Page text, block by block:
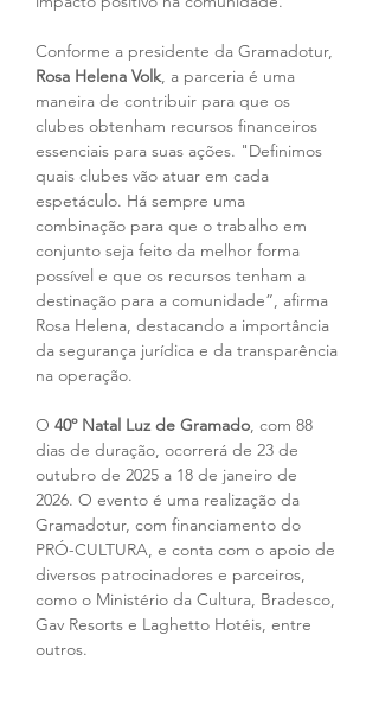
Conforme a presidente da Gramadotur,
Rosa Helena Volk, a parceria é uma
maneira de contribuir para que os
clubes obtenham recursos financeiros
essenciais para suas ações. "Definimos
quais clubes vão atuar em cada
espetáculo. Há sempre uma
combinação para que o trabalho em
conjunto seja feito da melhor forma
possível e que os recursos tenham a
destinação para a comunidade”, afirma
Rosa Helena, destacando a importância
da segurança jurídica e da transparência
na operação.
O 40º Natal Luz de Gramado, com 88
dias de duração, ocorrerá de 23 de
outubro de 2025 a 18 de janeiro de
2026. O evento é uma realização da
Gramadotur, com financiamento do
PRÓ-CULTURA, e conta com o apoio de
diversos patrocinadores e parceiros,
como o Ministério da Cultura, Bradesco,
Gav Resorts e Laghetto Hotéis, entre
outros.